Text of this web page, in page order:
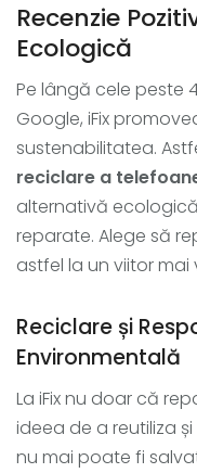
Recenzie
Ecologică
Pe lângă cele peste
Google, iFix
sustenabilitatea.
reciclare a
alternativă
reparate. Alege să
astfel la un viitor mai
Reciclare și
Environmentală
La iFix nu doar că
ideea de a reutiliza
nu mai poate fi